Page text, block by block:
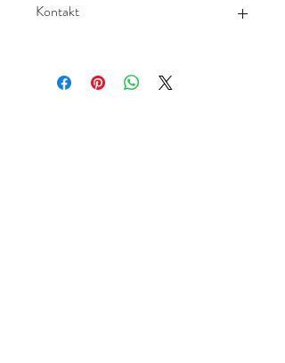
Mehrwertsteuer
ohne Umsatzsteuer
Kontakt